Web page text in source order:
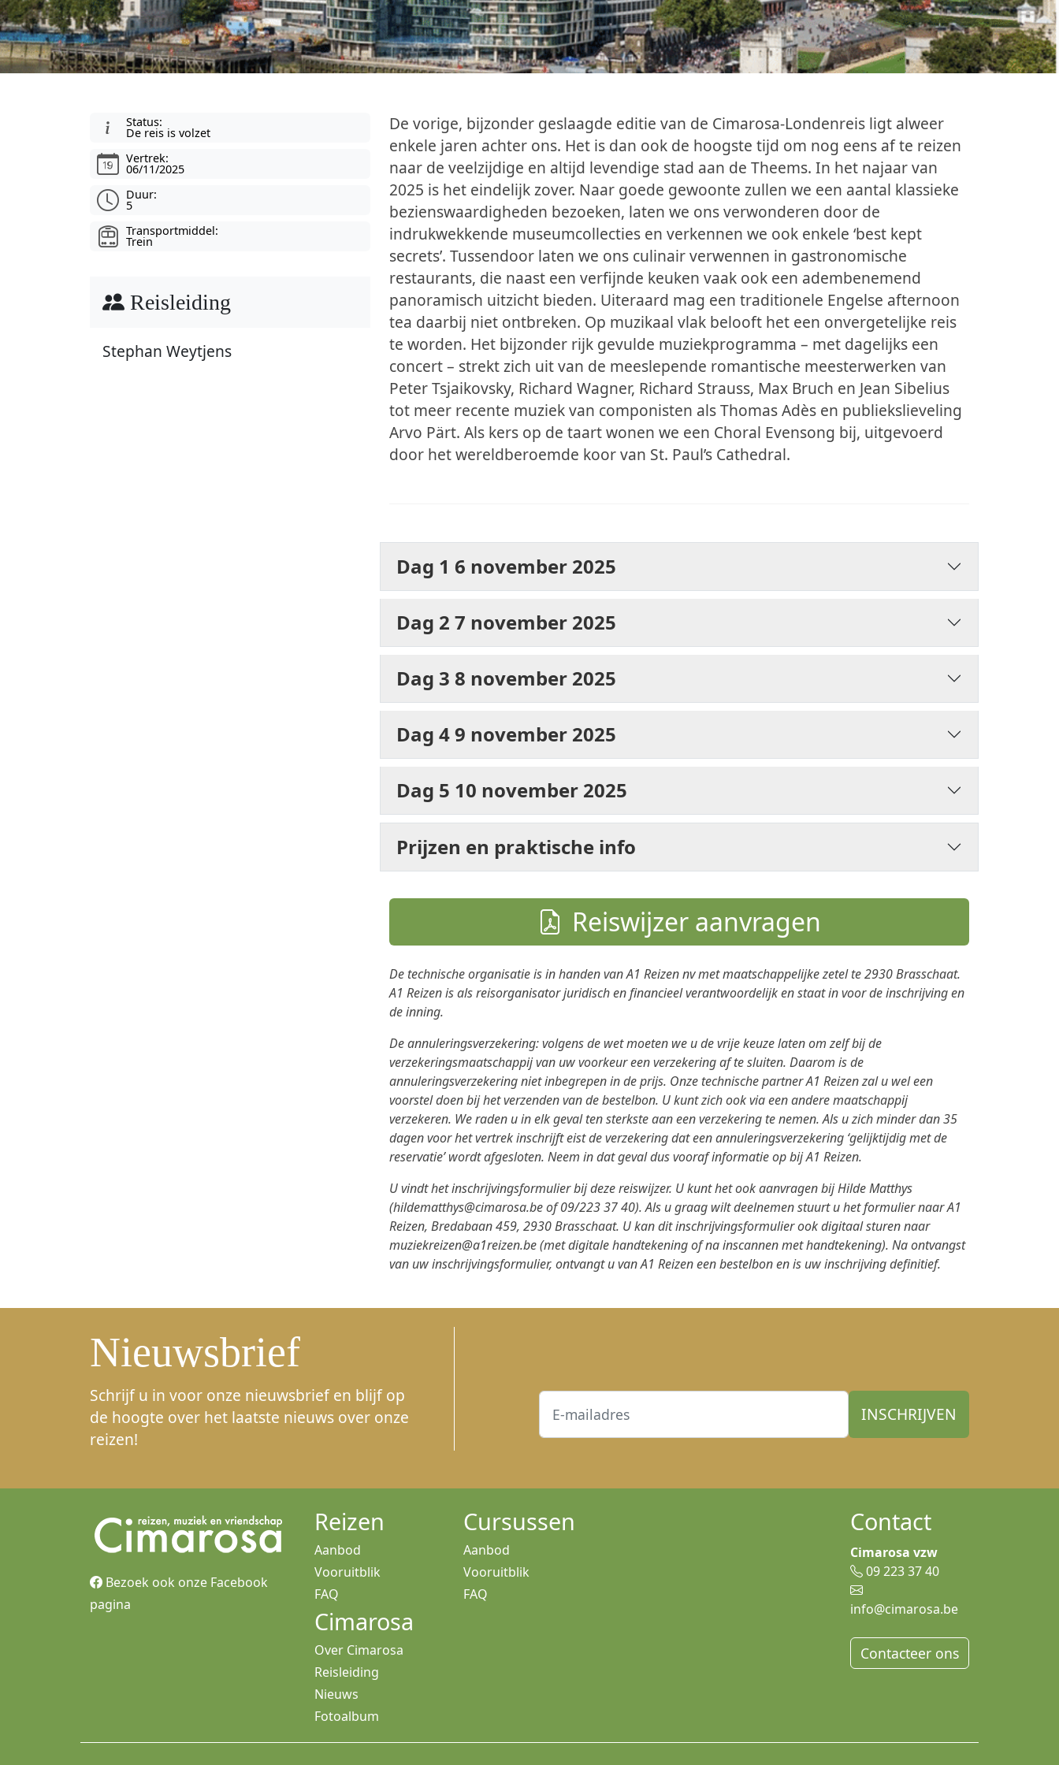
Status:
De reis is volzet
Vertrek:
06/11/2025
Duur:
5
Transportmiddel:
Trein
Reisleiding
Stephan Weytjens
De vorige, bijzonder geslaagde editie van de Cimarosa-Londenreis ligt alweer
enkele jaren achter ons. Het is dan ook de hoogste tijd om nog eens af te reizen
naar de veelzijdige en altijd levendige stad aan de Theems. In het najaar van
2025 is het eindelijk zover. Naar goede gewoonte zullen we een aantal klassieke
bezienswaardigheden bezoeken, laten we ons verwonderen door de
indrukwekkende museumcollecties en verkennen we ook enkele ‘best kept
secrets’. Tussendoor laten we ons culinair verwennen in gastronomische
restaurants, die naast een verfijnde keuken vaak ook een adembenemend
panoramisch uitzicht bieden. Uiteraard mag een traditionele Engelse afternoon
tea daarbij niet ontbreken. Op muzikaal vlak belooft het een onvergetelijke reis
te worden. Het bijzonder rijk gevulde muziekprogramma – met dagelijks een
concert – strekt zich uit van de meeslepende romantische meesterwerken van
Peter Tsjaikovsky, Richard Wagner, Richard Strauss, Max Bruch en Jean Sibelius
tot meer recente muziek van componisten als Thomas Adès en publiekslieveling
Arvo Pärt. Als kers op de taart wonen we een Choral Evensong bij, uitgevoerd
door het wereldberoemde koor van St. Paul’s Cathedral.
Dag 1 6 november 2025
Dag 2 7 november 2025
Dag 3 8 november 2025
Dag 4 9 november 2025
Dag 5 10 november 2025
Prijzen en praktische info
Reiswijzer aanvragen
De technische organisatie is in handen van A1 Reizen nv met maatschappelijke zetel te 2930 Brasschaat.
A1 Reizen is als reisorganisator juridisch en financieel verantwoordelijk en staat in voor de inschrijving en
de inning.
Deannuleringsverzekering: volgens de wet moeten we u de vrije keuze laten om zelf bij de
verzekeringsmaatschappij van uw voorkeur een verzekering af te sluiten. Daarom is de
annuleringsverzekeringniet inbegrepenin de prijs. Onze technische partner A1 Reizen zal u wel een
voorstel doen bij het verzenden van de bestelbon. U kunt zich ook via een andere maatschappij
verzekeren. We raden u in elk geval ten sterkste aan een verzekering te nemen. Als u zich minder dan 35
dagen voor het vertrek inschrijft eist de verzekering dat een annuleringsverzekering ‘gelijktijdig met de
reservatie’ wordt afgesloten. Neem in dat geval dus vooraf informatie op bij A1 Reizen.
U vindt het inschrijvingsformulier bij deze reiswijzer. U kunt het ook aanvragen bij Hilde Matthys
(hildematthys@cimarosa.beof 09/223 37 40). Als u graag wilt deelnemen stuurt u het formulier naar A1
Reizen, Bredabaan 459, 2930 Brasschaat. U kan dit inschrijvingsformulier ook digitaal sturen naar
muziekreizen@a1reizen.be(met digitale handtekening of na inscannen met handtekening). Na ontvangst
van uw inschrijvingsformulier, ontvangt u van A1 Reizen een bestelbon en is uw inschrijving definitief.
Nieuwsbrief
Schrijf u in voor onze nieuwsbrief en blijf op
de hoogte over het laatste nieuws over onze
reizen!
Bezoek ook onze Facebook
pagina
Reizen
Aanbod
Vooruitblik
FAQ
Cursussen
Aanbod
Vooruitblik
FAQ
Cimarosa
Over Cimarosa
Reisleiding
Nieuws
Fotoalbum
Contact
Cimarosa vzw
09 223 37 40
info@cimarosa.be
Contacteer ons